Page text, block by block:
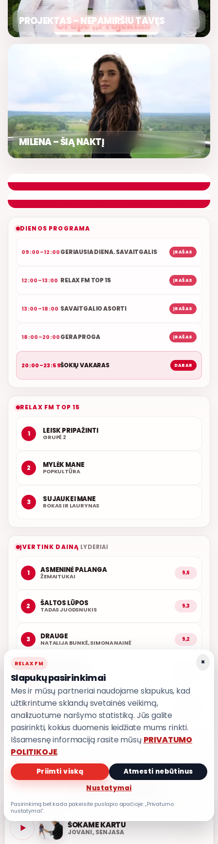
PROJEKTAS – NEPAMIRŠIU TAVĘS
MILENA – ŠIĄ NAKTĮ
DIENOS PROGRAMA
09:00–12:00GERIAUSIA DIENA. SAVAITGALIS ĮRAŠAS
12:00–13:00 RELAX FM TOP 15 ĮRAŠAS
13:00–18:00 SAVAITGALIO ASORTI ĮRAŠAS
18:00–20:00GERA PROGA ĮRAŠAS
20:00–23:59ŠOKIŲ VAKARAS DABAR
RELAX FM TOP 15
1 LEISK PRIPAŽINTI
GRUPĖ 2
2 MYLĖK MANE
POPKULTŪRA
3 SUJAUKEI MANE
ROKAS IR LAURYNAS
ĮVERTINK DAINĄ LYDERIAI
1 ASMENINĖ PALANGA
ŽEMAITUKAI 9,6
2 ŠALTOS LŪPOS
TADAS JUODSNUKIS 9,3
3 DRAUGE
NATALIJA BUNKĖ, SIMONA NAINĖ 9,2
POPKULTŪRA
5 AŠ ATVAŽIUOJU
PRIVATUMO POLITIKA
Privatumo nustatymai
ŠOKAME KARTU
JOVANI, SENJASA
×
RELAX FM
Slapukų pasirinkimai
Mes ir mūsų partneriai naudojame slapukus, kad
užtikrintume sklandų svetainės veikimą,
analizuotume naršymo statistiką. Jūs galite
pasirinkti, kokius duomenis leidžiate mums rinkti.
Išsamesnę informaciją rasite mūsų PRIVATUMO
POLITIKOJE.
Priimti viską
Atmesti nebūtinus
Nustatymai
Pasirinkimą bet kada pakeisite puslapio apačioje: „Privatumo
nustatymai“.